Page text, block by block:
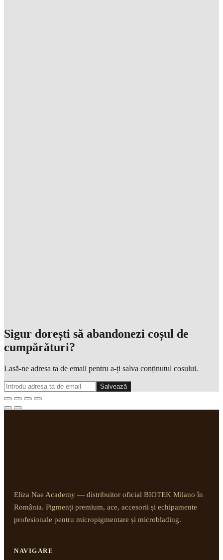
Sigur dorești să abandonezi coșul de
cumpărături?
Lasă-ne adresa ta de email pentru a-ți salva conținutul cosului.
Salvează
Eliza Nae Academy — distribuitor oficial BIOTEK Milano în
România. Pigmenți premium, ace, accesorii și echipamente
profesionale pentru micropigmentare și microblading.
NAVIGARE